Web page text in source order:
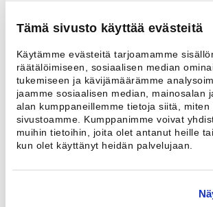
Tämä sivusto käyttää evästeitä
Käytämme evästeitä tarjoamamme
räätälöimiseen, sosiaalisen median
tukemiseen ja kävijämäärämme
jaamme sosiaalisen median, mainosalan
alan kumppaneillemme tietoja siitä, miten
sivustoamme. Kumppanimme voivat
muihin tietoihin, joita olet antanut heille
kun olet käyttänyt heidän palvelujaan.
Korkeus
200 mm
Sopii malliin 7 FX
Ota yhteyttä
Nimi *
Sähköposti
Puhelinnumero *